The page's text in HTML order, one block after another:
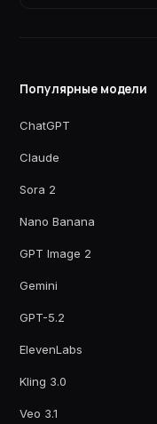
Популярные модели
ChatGPT
Claude
Sora 2
Nano Banana
GPT Image 2
Gemini
GPT-5.2
ElevenLabs
Kling 3.0
Veo 3.1